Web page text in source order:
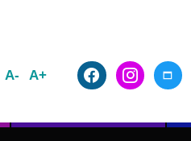
A- A+ facebook2instagram